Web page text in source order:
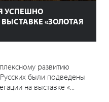
УСПЕШНО
«ЗОЛОТАЯ
развитию
были подведены
на выставке «...